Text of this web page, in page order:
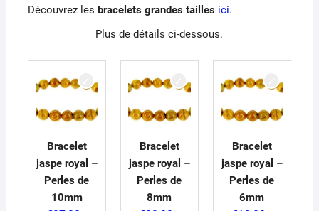
Découvrez les bracelets grandes tailles ici.
Plus de détails ci-dessous.
Bracelet
jaspe royal –
Perles de
10mm
Bracelet
jaspe royal –
Perles de
8mm
Bracelet
jaspe royal –
Perles de
6mm